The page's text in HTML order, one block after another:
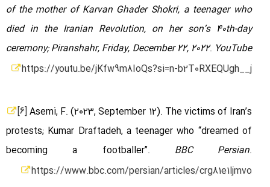
of the mother of Karvan Ghader Shokri, a teenager who
died in the Iranian Revolution, on her son’s 40th-day
ceremony; Piranshahr, Friday, December 22, 2022. YouTube
https://youtu.be/jKfw9m8IoQs?si=n-b2T0RXEQUgh__j
[6] Asemi, F. (2023, September 12). The victims of Iran’s
protests; Kumar Draftadeh, a teenager who “dreamed of
becoming a footballer”. BBC Persian.
https://www.bbc.com/persian/articles/crg81e1ljmvo